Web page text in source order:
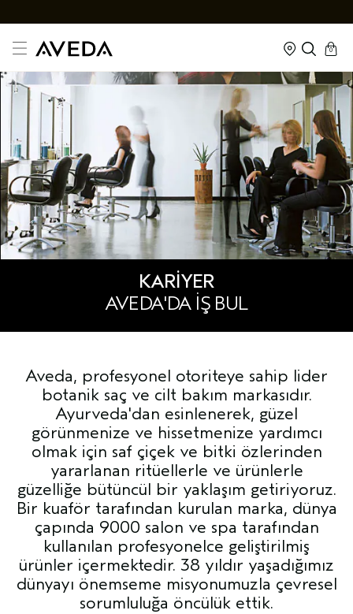
cart
0
kapalı
KARİYER
AVEDA'DA İŞ BUL
Aveda, profesyonel otoriteye sahip lider
botanik saç ve cilt bakım markasıdır.
Ayurveda'dan esinlenerek, güzel
görünmenize ve hissetmenize yardımcı
olmak için saf çiçek ve bitki özlerinden
yararlanan ritüellerle ve ürünlerle
güzelliğe bütüncül bir yaklaşım getiriyoruz.
Bir kuaför tarafından kurulan marka, dünya
çapında 9000 salon ve spa tarafından
kullanılan profesyonelce geliştirilmiş
ürünler içermektedir. 38 yıldır yaşadığımız
dünyayı önemseme misyonumuzla çevresel
sorumluluğa öncülük ettik.